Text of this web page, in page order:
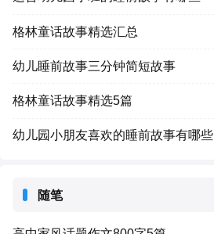
格林童话故事精选汇总
幼儿睡前故事三分钟简短故事
格林童话故事精选5篇
幼儿园小朋友喜欢的睡前故事有哪些
随笔